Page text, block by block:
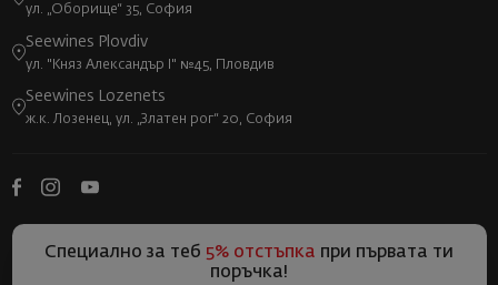
ул. „Оборище“ 35, София
Seewines Plovdiv
ул. "Княз Александър I" №45, Пловдив
Seewines Lozenets
ж.к. Лозенец, ул. „Златен рог“ 20, София
Специално за теб 5% отстъпка при първата ти
поръчка!